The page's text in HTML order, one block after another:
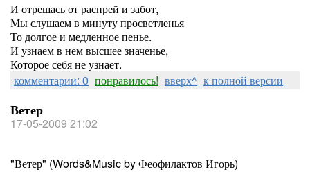
И отрешась от распрей и забот,
Мы слушаем в минуту просветленья
То долгое и медленное пенье.
И узнаем в нем высшее значенье,
Которое себя не узнает.
комментарии: 0 понравилось! вверх^ к полной версии
Ветер
17-05-2009 21:02
"Ветер" (Words&Music by Феофилактов Игорь)